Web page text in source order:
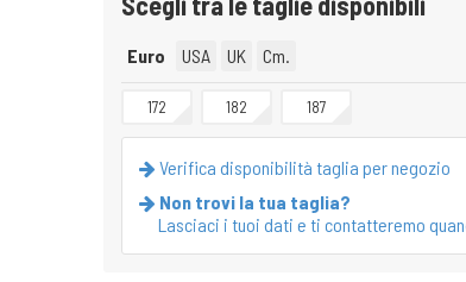
Euro USA UK Cm.
172 182 187
Verifica disponibilità taglia per negozio
Non trovi la tua taglia?
Lasciaci i tuoi dati e ti contatteremo